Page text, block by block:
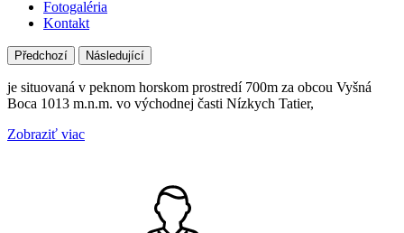
Fotogaléria
Kontakt
Předchozí Následující
je situovaná v peknom horskom prostredí 700m za obcou Vyšná
Boca 1013 m.n.m. vo východnej časti Nízkych Tatier,
Zobraziť viac